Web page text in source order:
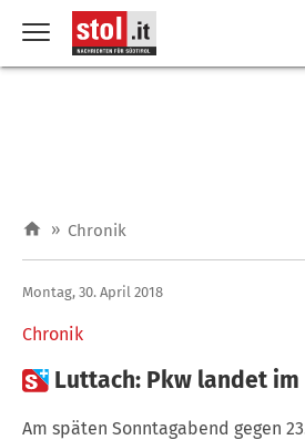
» Chronik
Chronik
Montag, 30. April 2018
 Luttach: Pkw landet
Am späten Sonntagabend gegen